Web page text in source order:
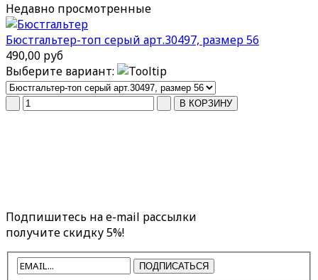
Недавно просмотренные
Бюстгальтер-топ серый арт.30497, размер 56
490,00 руб
Выберите вариант:
Подпишитесь на e-mail рассылки
получите скидку 5%!
ПОДПИСАТЬСЯ